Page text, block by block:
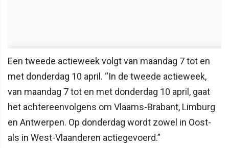
Een tweede actieweek volgt van maandag 7 tot en
met donderdag 10 april. “In de tweede actieweek,
van maandag 7 tot en met donderdag 10 april, gaat
het achtereenvolgens om Vlaams-Brabant, Limburg
en Antwerpen. Op donderdag wordt zowel in Oost-
als in West-Vlaanderen actiegevoerd.”